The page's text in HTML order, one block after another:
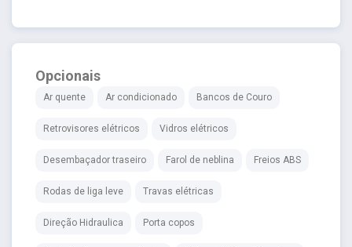
Opcionais
Ar quente Ar condicionado Bancos de Couro
Retrovisores elétricos Vidros elétricos
Desembaçador traseiro Farol de neblina Freios ABS
Rodas de liga leve Travas elétricas
Direção Hidraulica Porta copos